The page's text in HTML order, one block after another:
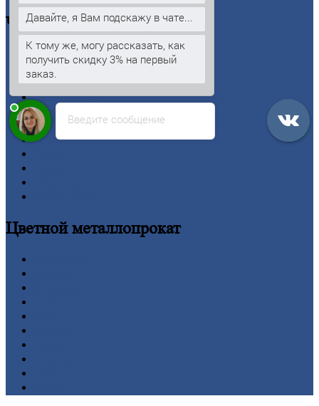
Черныйметаллопрокат
Арматура
Двутавровая балка (двутавр)
Квадрат
Кругстальной
Лист
Проволока
Рельсы
Цветнойметаллопрокат
Введите сообщение
Давайте, я Вам подскажу в чате...
К тому же, могу рассказать, как
получить скидку 3% на первый
заказ.